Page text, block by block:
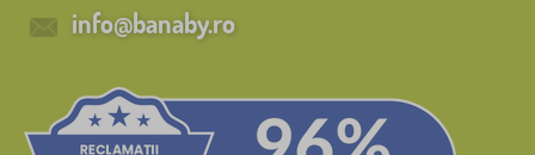
info@banaby.ro